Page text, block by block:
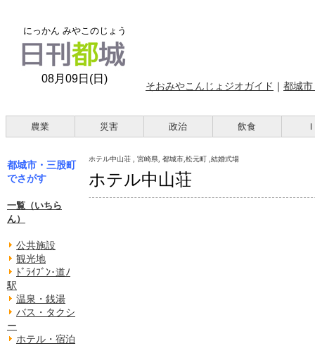
にっかん みやこのじょう
08月09日(日)
そおみやこんじょジオガイド ｜ 都城
農業 災害 政治 飲食
都城市・三股町
でさがす
一覧（いちら
ん）
公共施設
観光地
ﾄﾞﾗｲﾌﾞﾝ･道ﾉ
駅
温泉・銭湯
バス・タクシ
ー
ホテル・宿泊
ホテル中山荘 , 宮崎県, 都城市,松元町 ,結婚式場
ホテル中山荘